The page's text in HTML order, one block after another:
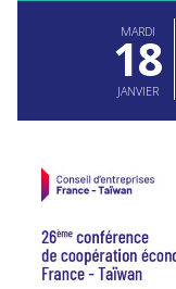
MARDI
18
JANVIER